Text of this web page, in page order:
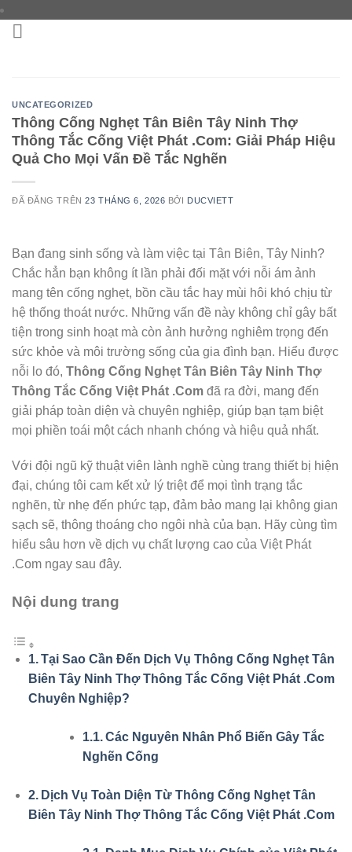
đến
UNCATEGORIZED
Thông Cống Nghẹt Tân Biên Tây Ninh Thợ
Thông Tắc Cống Việt Phát .Com: Giải Pháp Hiệu
Quả Cho Mọi Vấn Đề Tắc Nghẽn
ĐÃ ĐĂNG TRÊN23 THÁNG 6, 2026 BỞI DUCVIETT
Bạn đang sinh sống và làm việc tại Tân Biên, Tây Ninh?
Chắc hẳn bạn không ít lần phải đối mặt với nỗi ám ảnh
mang tên cống nghẹt, bồn cầu tắc hay mùi hôi khó chịu từ
hệ thống thoát nước. Những vấn đề này không chỉ gây bất
tiện trong sinh hoạt mà còn ảnh hưởng nghiêm trọng đến
sức khỏe và môi trường sống của gia đình bạn. Hiểu được
nỗi lo đó, Thông Cống Nghẹt Tân Biên Tây Ninh Thợ
Thông Tắc Cống Việt Phát .Com đã ra đời, mang đến
giải pháp toàn diện và chuyên nghiệp, giúp bạn tạm biệt
mọi phiền toái một cách nhanh chóng và hiệu quả nhất.
Với đội ngũ kỹ thuật viên lành nghề cùng trang thiết bị hiện
đại, chúng tôi cam kết xử lý triệt để mọi tình trạng tắc
nghẽn, từ nhẹ đến phức tạp, đảm bảo mang lại không gian
sạch sẽ, thông thoáng cho ngôi nhà của bạn. Hãy cùng tìm
hiểu sâu hơn về dịch vụ chất lượng cao của Việt Phát
.Com ngay sau đây.
Nội dung trang
Tại Sao Cần Đến Dịch Vụ Thông Cống Nghẹt Tân
Biên Tây Ninh Thợ Thông Tắc Cống Việt Phát .Com
Chuyên Nghiệp?
Các Nguyên Nhân Phổ Biến Gây Tắc
Nghẽn Cống
Dịch Vụ Toàn Diện Từ Thông Cống Nghẹt Tân
Biên Tây Ninh Thợ Thông Tắc Cống Việt Phát .Com